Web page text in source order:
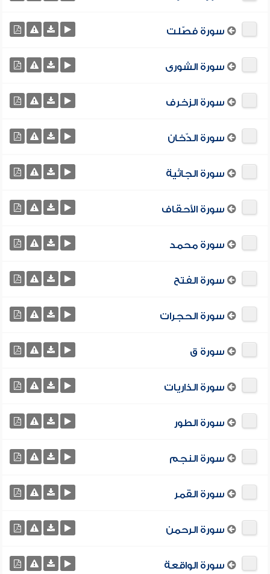
سورة فصّلت
سورة الشورى
سورة الزخرف
سورة الدّخان
سورة الجاثية
سورة الأحقاف
سورة محمد
سورة الفتح
سورة الحجرات
سورة ق
سورة الذاريات
سورة الطور
سورة النجم
سورة القمر
سورة الرحمن
سورة الواقعة